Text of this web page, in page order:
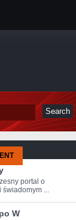
portal o
...
W